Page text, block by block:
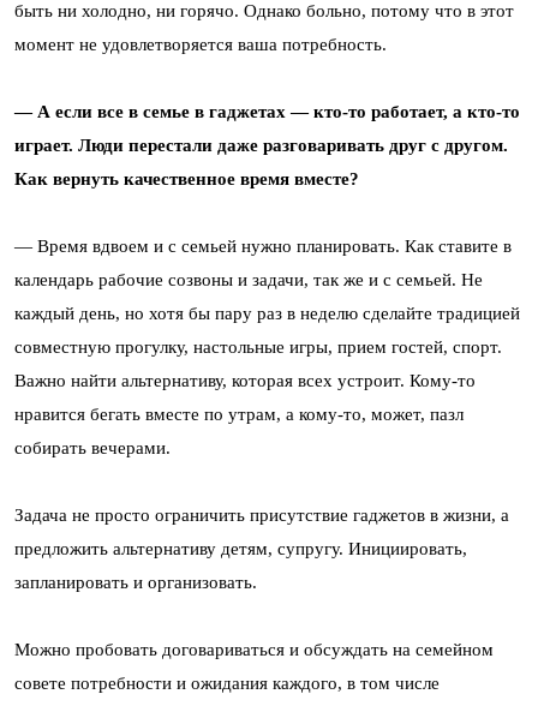
быть ни холодно, ни горячо. Однако больно, потому что в этот
момент не удовлетворяется ваша потребность.
— А если все в семье в гаджетах — кто-то работает, а кто-то
играет. Люди перестали даже разговаривать друг с другом.
Как вернуть качественное время вместе?
— Время вдвоем и с семьей нужно планировать. Как ставите в
календарь рабочие созвоны и задачи, так же и с семьей. Не
каждый день, но хотя бы пару раз в неделю сделайте традицией
совместную прогулку, настольные игры, прием гостей, спорт.
Важно найти альтернативу, которая всех устроит. Кому-то
нравится бегать вместе по утрам, а кому-то, может, пазл
собирать вечерами.
Задача не просто ограничить присутствие гаджетов в жизни, а
предложить альтернативу детям, супругу. Инициировать,
запланировать и организовать.
Можно пробовать договариваться и обсуждать на семейном
совете потребности и ожидания каждого, в том числе